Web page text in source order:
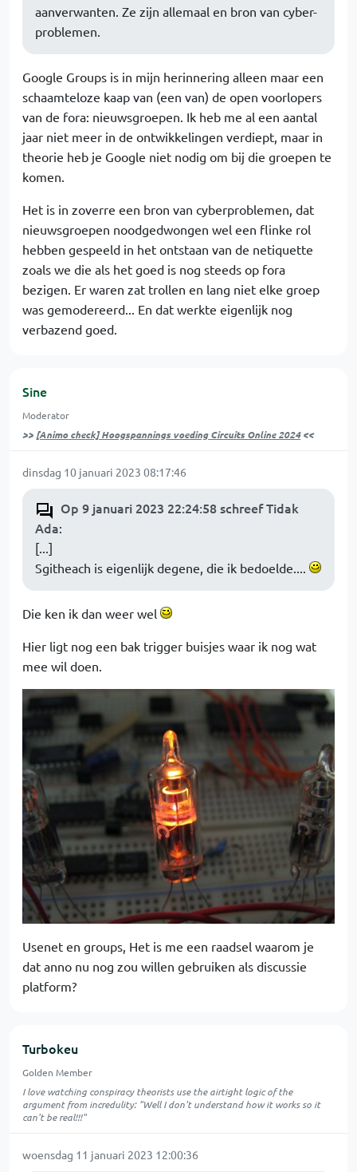
aanverwanten. Ze zijn allemaal en bron van cyber-
problemen.
Google Groups is in mijn herinnering alleen maar een
schaamteloze kaap van (een van) de open voorlopers
van de fora: nieuwsgroepen. Ik heb me al een aantal
jaar niet meer in de ontwikkelingen verdiept, maar in
theorie heb je Google niet nodig om bij die groepen te
komen.
Het is in zoverre een bron van cyberproblemen, dat
nieuwsgroepen noodgedwongen wel een flinke rol
hebben gespeeld in het ontstaan van de netiquette
zoals we die als het goed is nog steeds op fora
bezigen. Er waren zat trollen en lang niet elke groep
was gemodereerd... En dat werkte eigenlijk nog
verbazend goed.
Sine
Moderator
>> [Animo check] Hoogspannings voeding Circuits Online 2024<<
dinsdag 10 januari 2023 08:17:46
Op 9 januari 2023 22:24:58 schreef Tidak
Ada:
[...]
Sgitheach is eigenlijk degene, die ik bedoelde....
Die ken ik dan weer wel
Hier ligt nog een bak trigger buisjes waar ik nog wat
mee wil doen.
Usenet en groups, Het is me een raadsel waarom je
dat anno nu nog zou willen gebruiken als discussie
platform?
Turbokeu
Golden Member
I love watching conspiracy theorists use the airtight logic of the
argument from incredulity: "Well I don't understand how it works so it
can't be real!!!"
woensdag 11 januari 2023 12:00:36